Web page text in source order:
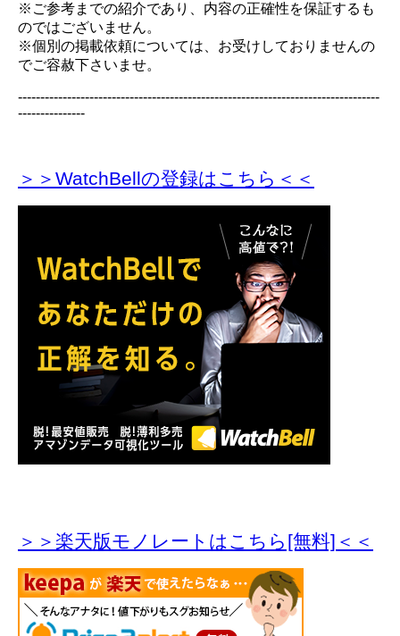
※ご参考までの紹介であり、内容の正確性を保証するも
のではございません。
※個別の掲載依頼については、お受けしておりませんの
でご容赦下さいませ。
---------------------------------------------------------------------------------
---------------
＞＞WatchBellの登録はこちら＜＜
＞＞楽天版モノレートはこちら[無料]＜＜